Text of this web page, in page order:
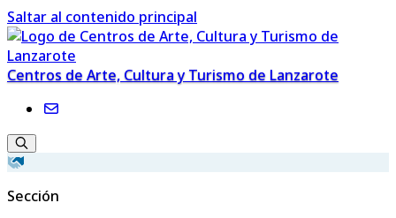
Saltar al contenido principal
Centros de Arte, Cultura y Turismo de Lanzarote
Sección